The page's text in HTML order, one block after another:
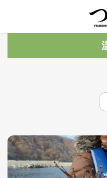
ド・
No.1
ラ
ン
キ
ン
グ